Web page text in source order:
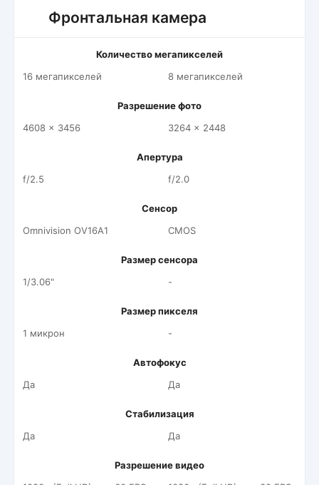
Фронтальная камера
Количество мегапикселей
16 мегапикселей
8 мегапикселей
Разрешение фото
4608 x 3456
3264 x 2448
Апертура
f/2.5
f/2.0
Сенсор
Omnivision OV16A1
CMOS
Размер сенсора
1/3.06"
-
Размер пикселя
1 микрон
-
Автофокус
Да
Да
Стабилизация
Да
Да
Разрешение видео